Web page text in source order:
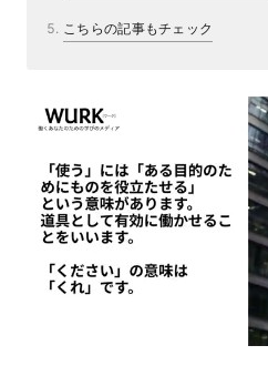
こちらの記事もチェック